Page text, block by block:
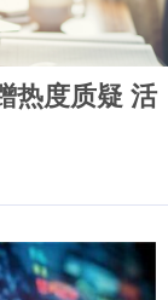
热度质疑 活